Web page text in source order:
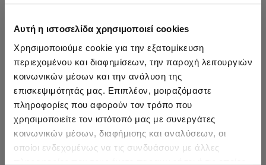
Αυτή η ιστοσελίδα χρησιμοποιεί cookies
Χρησιμοποιούμε cookie για την εξατομίκευση
περιεχομένου και διαφημίσεων, την παροχή λειτουργιών
κοινωνικών μέσων και την ανάλυση της
επισκεψιμότητάς μας. Επιπλέον, μοιραζόμαστε
πληροφορίες που αφορούν τον τρόπο που
χρησιμοποιείτε τον ιστότοπό μας με συνεργάτες
κοινωνικών μέσων, διαφήμισης και αναλύσεων, οι
οποίοι ενδεχομένως να τις συνδυάσουν με άλλες
Κάψουλες
27,35€
ΠΡΟΣΘΉΚΗ
– Ηλεκτρολύτες –
100 κάψουλες
26,20€
ΠΡΟΣΘΉΚΗ